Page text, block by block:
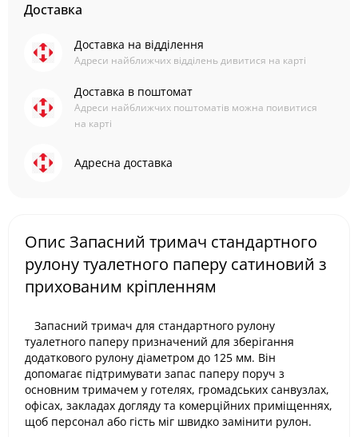
Доставка
Доставка на відділення
Адреси найближчих відділень дивитися на карті
Доставка в поштомат
Адреси найближчих поштоматів можна поивитися
на карті
Адресна доставка
Опис Запасний тримач стандартного
рулону туалетного паперу сатиновий з
прихованим кріпленням
Запасний тримач для стандартного рулону
туалетного паперу призначений для зберігання
додаткового рулону діаметром до 125 мм. Він
допомагає підтримувати запас паперу поруч з
основним тримачем у готелях, громадських санвузлах,
офісах, закладах догляду та комерційних приміщеннях,
щоб персонал або гість міг швидко замінити рулон.